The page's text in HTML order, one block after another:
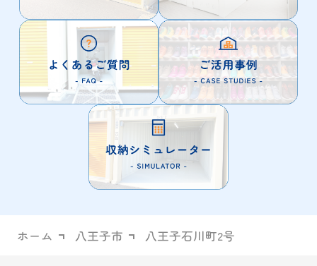
ホーム 八王子市 八王子石川町2号